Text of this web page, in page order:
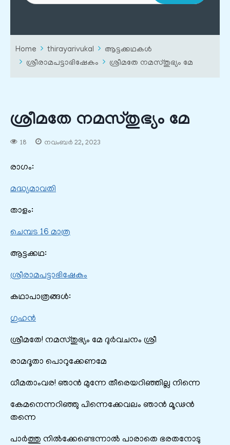
Home thirayarivukal
ആട്ടക്കഥകൾ
ശ്രീരാമപട്ടാഭിഷേകം
ശ്രീമതേ നമസ്തുഭ്യം മേ
ശ്രീമതേ നമസ്തുഭ്യം മേ
18 നവംബർ 22, 2023
രാഗം:
മദ്ധ്യമാവതി
താളം:
ചെമ്പട 16 മാത്ര
ആട്ടക്കഥ:
ശ്രീരാമപട്ടാഭിഷേകം
കഥാപാത്രങ്ങൾ:
ഗുഹൻ
ശ്രീമതേ! നമസ്തുഭ്യം മേ ദുർവചനം ശ്രീ
രാമദൂതാ പൊറുക്കേണമേ
ധീമതാം‌വര! ഞാൻ മുന്നേ തീരെയറിഞ്ഞില്ല നിന്നെ
കേമനെന്നറിഞ്ഞു പിന്നെക്കേവലം ഞാൻ മൂഢൻ
തന്നെ
പാർത്തു നിൽക്കേണ്ടെന്നാൽ പാരാതെ ഭരതനോടു